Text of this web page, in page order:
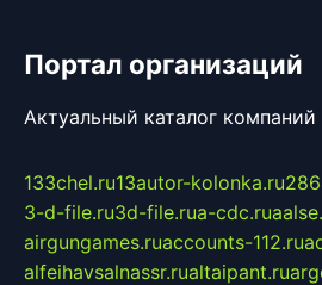
Портал организаций
Актуальный каталог
133chel.ru13autor-kolonka.ru
3-d-file.ru3d-file.rua-cdc.ru
airgungames.ruaccounts-112.ru
alfeihavsalnassr.rualtaipant.ru